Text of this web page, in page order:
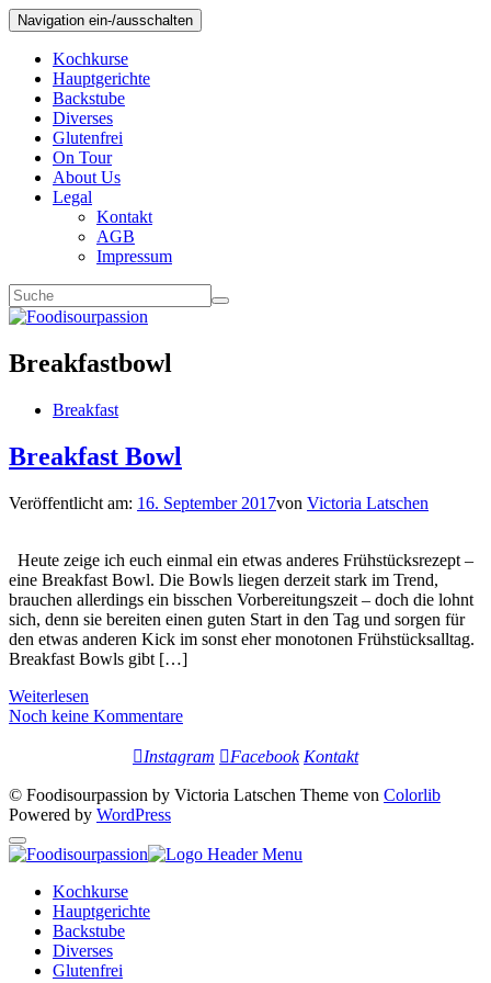
Navigation ein-/ausschalten
Kochkurse
Hauptgerichte
Backstube
Diverses
Glutenfrei
On Tour
About Us
Legal
Kontakt
AGB
Impressum
Breakfastbowl
Breakfast
Breakfast Bowl
Veröffentlicht am: 16. September 2017von Victoria Latschen
Heute zeige ich euch einmal ein etwas anderes Frühstücksrezept –
eine Breakfast Bowl. Die Bowls liegen derzeit stark im Trend,
brauchen allerdings ein bisschen Vorbereitungszeit – doch die lohnt
sich, denn sie bereiten einen guten Start in den Tag und sorgen für
den etwas anderen Kick im sonst eher monotonen Frühstücksalltag.
Breakfast Bowls gibt […]
Weiterlesen
Noch keine Kommentare
Instagram Facebook Kontakt
© Foodisourpassion by Victoria Latschen Theme von Colorlib
Powered by WordPress
Kochkurse
Hauptgerichte
Backstube
Diverses
Glutenfrei